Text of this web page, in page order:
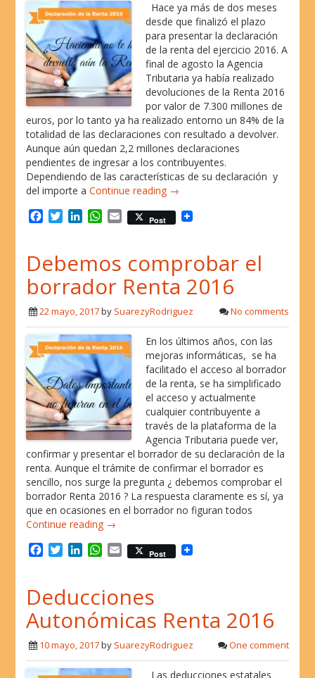
Hace ya más de dos meses
desde que finalizó el plazo
para presentar la declaración
de la renta del ejercicio 2016. A
final de agosto la Agencia
Tributaria ya había realizado
devoluciones de la Renta 2016
por valor de 7.300 millones de
euros, por lo tanto ya ha realizado entorno un 84% de la
totalidad de las declaraciones con resultado a devolver.
Aunque aún quedan 2,2 millones declaraciones
pendientes de ingresar a los contribuyentes.
Dependiendo de las características de su declaración y
del importe aContinue reading →
e
b
o
k
T
t
t
e
k
e
d
n
W
t
s
A
p
E
Post
Debemos comprobar el
borrador Renta 2016
22 mayo, 2017by SuarezyRodriguez No comments
En los últimos años, con las
mejoras informáticas, se ha
facilitado el acceso al borrador
de la renta, se ha simplificado
el acceso y actualmente
cualquier contribuyente a
través de la plataforma de la
Agencia Tributaria puede ver,
confirmar y presentar el borrador de su declaración de la
renta. Aunque el trámite de confirmar el borrador es
sencillo, nos surge la pregunta ¿ debemos comprobar el
borrador Renta 2016 ? La respuesta claramente es sí, ya
que en ocasiones en el borrador no figuran todos
Continue reading →
e
b
o
k
T
t
t
e
k
e
d
n
W
t
s
A
p
E
i
l
Post
Deducciones
Autonómicas Renta 2016
10 mayo, 2017by SuarezyRodriguez One comment
Las deducciones estatales